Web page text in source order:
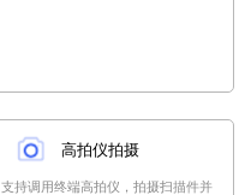
高拍仪拍摄
支持调用终端高拍仪，拍摄扫描件并